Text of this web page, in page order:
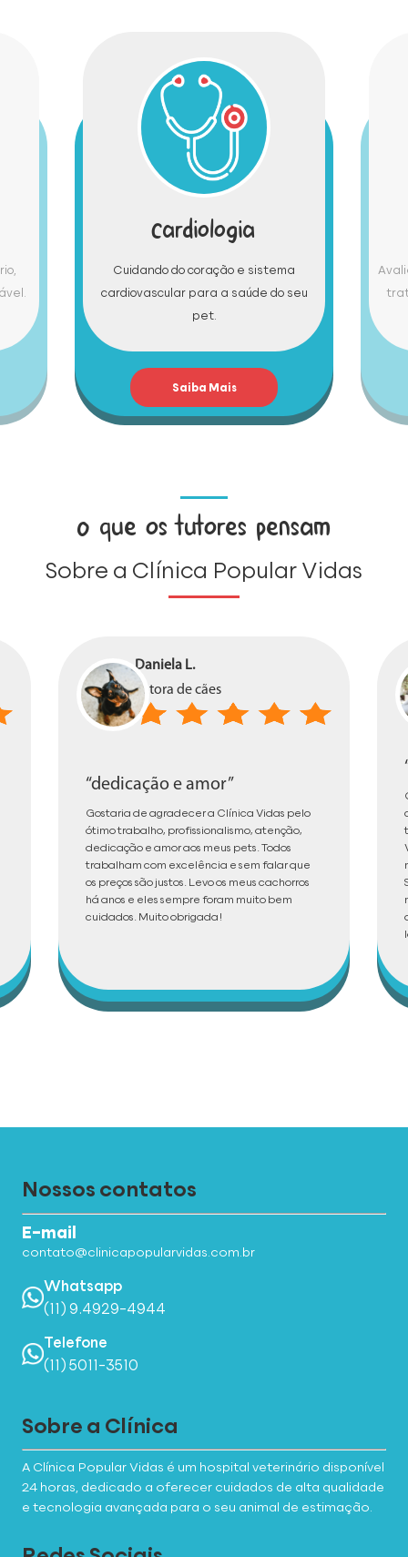
Cardiologia
Cuidando do coração e sistema
cardiovascular para a saúde do seu
pet.
Saiba Mais
O que os tutores pensam
Sobre a Clínica Popular Vidas
Daniela L.
Tutora de cães
“dedicação e amor”
Gostaria de agradecer a Clínica Vidas pelo
ótimo trabalho, profissionalismo, atenção,
dedicação e amor aos meus pets. Todos
trabalham com excelência e sem falar que
os preços são justos. Levo os meus cachorros
há anos e eles sempre foram muito bem
cuidados. Muito obrigada!
Nossos contatos
E-mail
contato@clinicapopularvidas.com.br
Whatsapp
(11) 9.4929-4944
Telefone
(11) 5011-3510
Sobre a Clínica
A Clínica Popular Vidas é um hospital veterinário disponível
24 horas, dedicado a oferecer cuidados de alta qualidade
e tecnologia avançada para o seu animal de estimação.